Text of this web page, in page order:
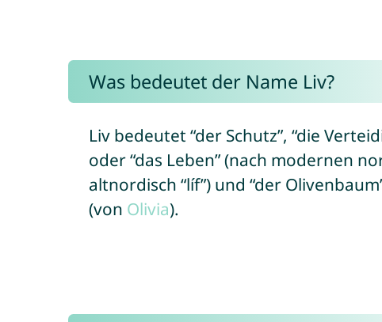
Was bedeutet der Name Liv?
Liv bedeutet “der Schutz”, “die
oder “das Leben” (nach modernen
altnordisch “líf”) und “der
(von Olivia).